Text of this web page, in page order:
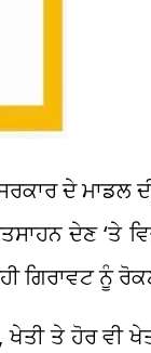
ਦੇ ਮਾਡਲ
ਦੇਣ ‘ਤੇ
ਗਿਰਾਵਟ ਨੂੰ
ਤੇ ਹੋਰ ਵੀ